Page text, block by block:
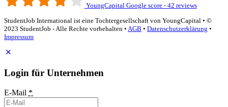
YoungCapital Google score - 42 reviews
StudentJob International ist eine Tochtergesellschaft von YoungCapital • ©
2023 StudentJob - Alle Rechte vorbehalten • AGB • Datenschutzerklärung •
Impressum
Login für Unternehmen
E-Mail *